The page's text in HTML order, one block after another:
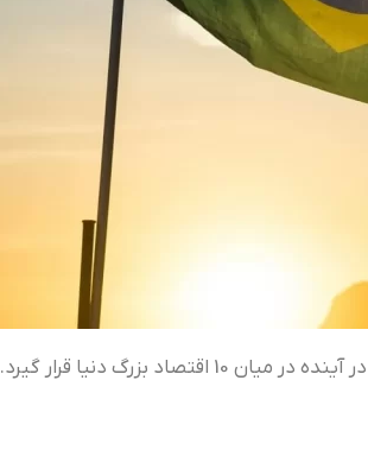
برزيل يکي از 20 اقتصاد بزرگ دنيا است که به سرعت در حال رشد مي باشد. پيش بيني مي شود اين کشور در آينده در میان 10 اقتصاد بزرگ دنيا قرار گیرد.